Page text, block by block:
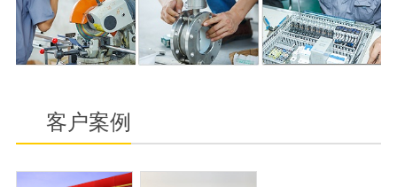
客户案例